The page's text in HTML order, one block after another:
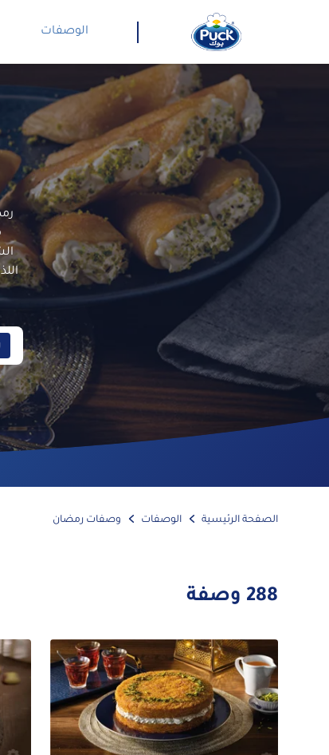
الوصفات
الصفحة الرئيسية الوصفات وصفات رمضان
288 وصفة